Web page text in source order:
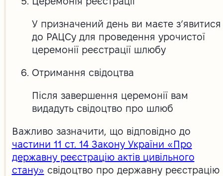
У призначений день ви маєте з’явитися
до РАЦСу для проведення урочистої
церемонії реєстрації шлюбу
Отримання свідоцтва
Після завершення церемонії вам
видадуть свідоцтво про шлюб
Важливо зазначити, що відповідно до
частини 11 ст. 14 Закону України «Про
державну реєстрацію актів цивільного
стану» свідоцтво про державну реєстрацію